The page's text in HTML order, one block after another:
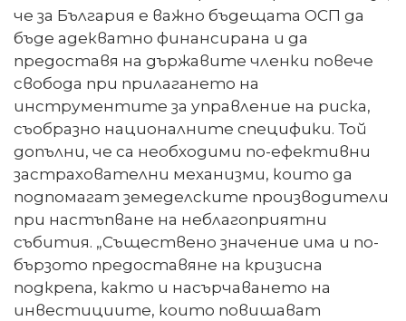
че за България е важно бъдещата ОСП да
бъде адекватно финансирана и да
предоставя на държавите членки повече
свобода при прилагането на
инструментите за управление на риска,
съобразно националните специфики. Той
допълни, че са необходими по-ефективни
застрахователни механизми, които да
подпомагат земеделските производители
при настъпване на неблагоприятни
събития. „Съществено значение има и по-
бързото предоставяне на кризисна
подкрепа, както и насърчаването на
инвестициите, които повишават